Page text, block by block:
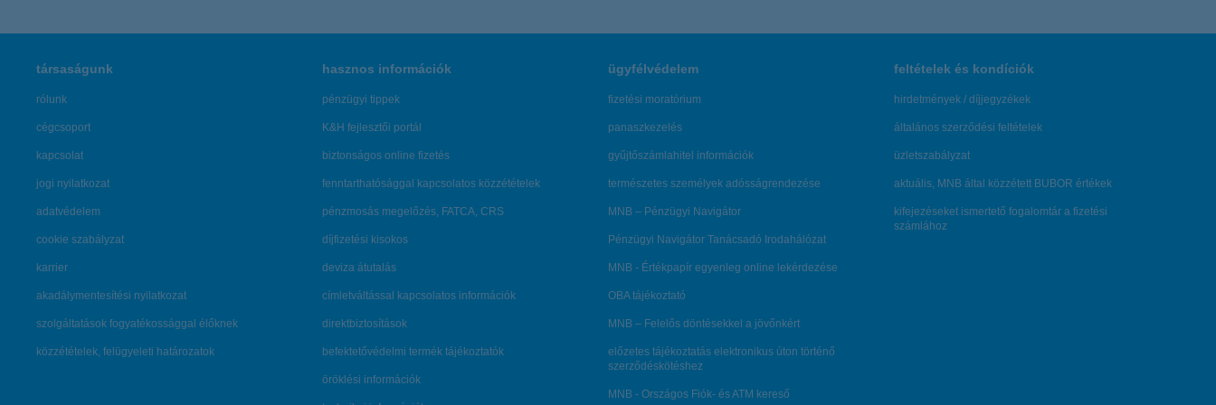
társaságunk
rólunk
cégcsoport
kapcsolat
jogi nyilatkozat
adatvédelem
cookie szabályzat
karrier
akadálymentesítési nyilatkozat
szolgáltatások fogyatékossággal élőknek
közzétételek, felügyeleti határozatok
hasznos információk
pénzügyi tippek
K&H fejlesztői portál
biztonságos online fizetés
fenntarthatósággal kapcsolatos közzétételek
pénzmosás megelőzés, FATCA, CRS
díjfizetési kisokos
deviza átutalás
címletváltással kapcsolatos információk
direktbiztosítások
befektetővédelmi termék tájékoztatók
öröklési információk
ügyfélvédelem
fizetési moratórium
panaszkezelés
gyűjtőszámlahitel információk
természetes személyek adósságrendezése
MNB – Pénzügyi Navigátor
Pénzügyi Navigátor Tanácsadó Irodahálózat
MNB - Értékpapír egyenleg online lekérdezése
OBA tájékoztató
MNB – Felelős döntésekkel a jövőnkért
előzetes tájékoztatás elektronikus úton történő
szerződéskötéshez
MNB - Országos Fiók- és ATM kereső
feltételek és kondíciók
hirdetmények / díjjegyzékek
általános szerződési feltételek
üzletszabályzat
aktuális, MNB által közzétett BUBOR értékek
kifejezéseket ismertető fogalomtár a fizetési
számlához